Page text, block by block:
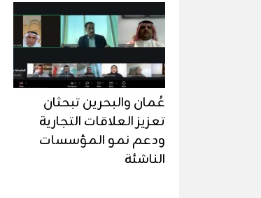
عُمان والبحرين تبحثان
تعزيز العلاقات التجارية
ودعم نمو المؤسسات
الناشئة